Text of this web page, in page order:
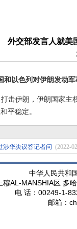
外交部发言人就美
和以色列对伊朗发动
击伊朗，伊朗国家
平稳定。
涉华决议答记者问 (2022-
中华人民共和
穆AL-MANSHIA区 多
电 话： 00249-1-
邮箱：